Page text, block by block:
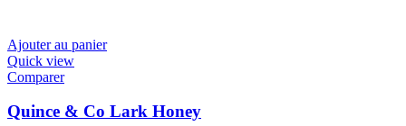
Ajouter au panier
Quick view
Comparer
Quince & Co Lark Honey